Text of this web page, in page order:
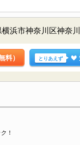
浜市神奈川区神奈
料） とりあえず
！